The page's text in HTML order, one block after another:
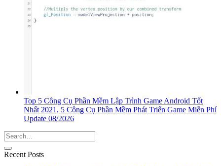
Top 5 Công Cụ Phần Mềm Lập Trình Game Android Tốt
Nhất 2021, 5 Công Cụ Phần Mềm Phát Triển Game Miễn Phí
Update 08/2026
Recent Posts